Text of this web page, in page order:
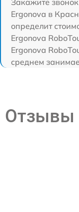
Закажите
Ergonova в
определит
Ergonova
Ergonova
среднем
Отзывы